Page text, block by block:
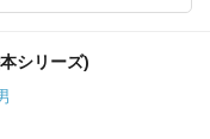
シリーズ)